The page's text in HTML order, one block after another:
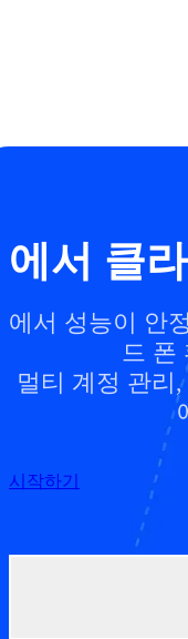
에서 클
에서 성능이 안
드 폰
멀티 계정 관리
시작하기